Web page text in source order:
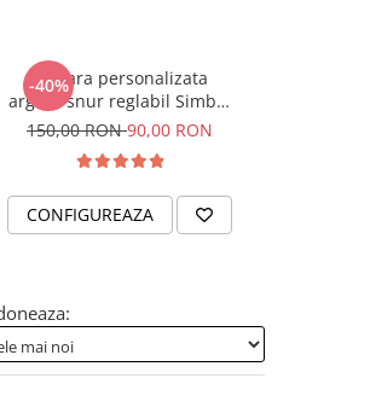
-40%
Bratara personalizata
argint, snur reglabil Simbol
Mama & Bebe
150,00 RON90,00 RON
CONFIGUREAZA